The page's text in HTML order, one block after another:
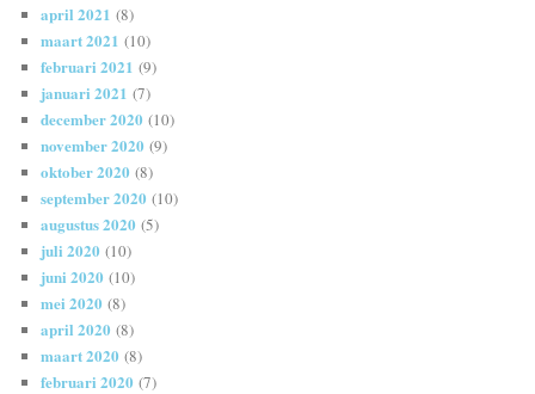
april 2021 (8)
maart 2021 (10)
februari 2021 (9)
januari 2021 (7)
december 2020 (10)
november 2020 (9)
oktober 2020 (8)
september 2020 (10)
augustus 2020 (5)
juli 2020 (10)
juni 2020 (10)
mei 2020 (8)
april 2020 (8)
maart 2020 (8)
februari 2020 (7)